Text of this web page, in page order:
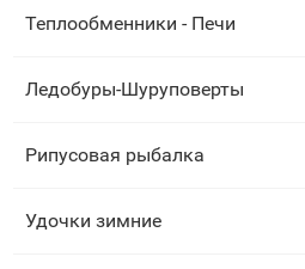
Теплообменники - Печи
Ледобуры-Шуруповерты
Рипусовая рыбалка
Удочки зимние